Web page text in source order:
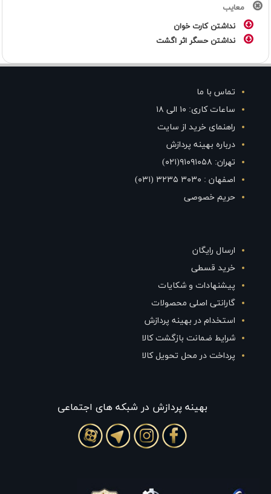
معایب
نداشتن کارت خوان
نداشتن حسگر اثر اگشت
تماس با ما
ساعات کاری: ۱۰ الی ۱۸
راهنمای خرید از سایت
درباره بهینه پردازش
تهران: ۹۱۰۹۱۰۵۸(۰۲۱)
اصفهان : ۳۰۳۰ ۳۲۳۵ (۰۳۱)
حریم خصوصی
ارسال رایگان
خرید قسطی
پیشنهادات و شکایات
گارانتی اصلی محصولات
استخدام در بهینه پردازش
شرایط ضمانت بازگشت کالا
پرداخت در محل تحویل کالا
بهينه پردازش در شبکه های اجتماعی